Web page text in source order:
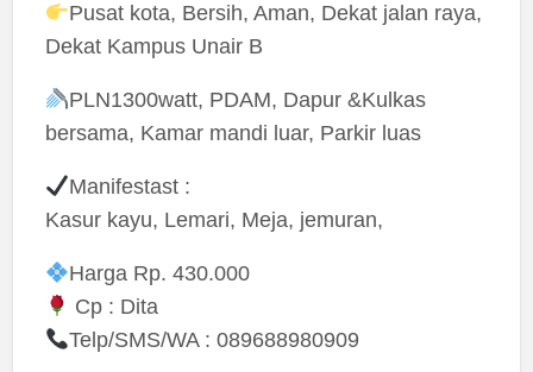
Pusat kota, Bersih, Aman, Dekat jalan raya,
Dekat Kampus Unair B
PLN1300watt, PDAM, Dapur &Kulkas
bersama, Kamar mandi luar, Parkir luas
Manifestast :
Kasur kayu, Lemari, Meja, jemuran,
Harga Rp. 430.000
Cp : Dita
Telp/SMS/WA : 089688980909